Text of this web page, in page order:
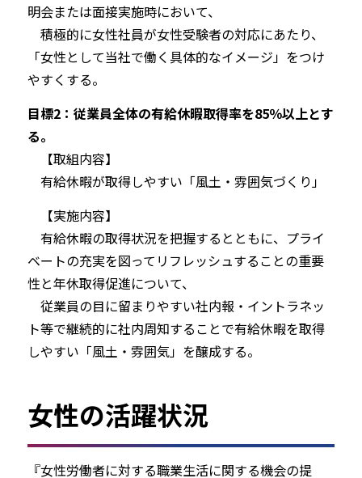
明会または面接実施時において、
積極的に女性社員が女性受験者の対応にあたり、
「女性として当社で働く具体的なイメージ」をつけ
やすくする。
目標2：従業員全体の有給休暇取得率を85％以上とす
る。
【取組内容】
有給休暇が取得しやすい「風土・雰囲気づくり」
【実施内容】
有給休暇の取得状況を把握するとともに、プライ
ベートの充実を図ってリフレッシュすることの重要
性と年休取得促進について、
従業員の目に留まりやすい社内報・イントラネッ
ト等で継続的に社内周知することで有給休暇を取得
しやすい「風土・雰囲気」を醸成する。
女性の活躍状況
『女性労働者に対する職業生活に関する機会の提